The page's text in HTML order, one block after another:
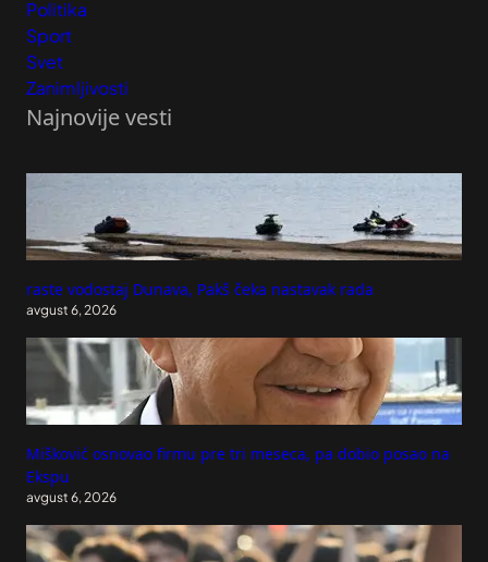
Politika
Sport
Svet
Zanimljivosti
Najnovije vesti
raste vodostaj Dunava, Pakš čeka nastavak rada
avgust 6, 2026
Mišković osnovao firmu pre tri meseca, pa dobio posao na
Ekspu
avgust 6, 2026